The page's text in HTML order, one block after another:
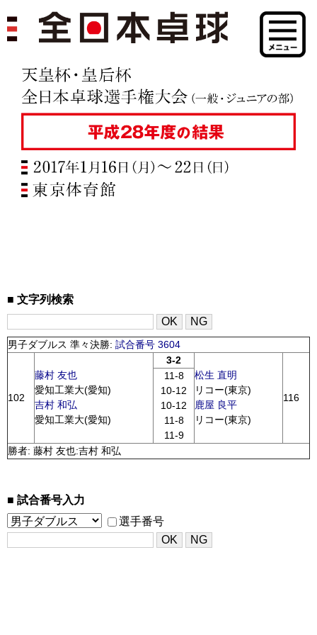
文字列検索
男子ダブルス 準々決勝: 試合番号 3604
102
藤村 友也
愛知工業大(愛知)
吉村 和弘
愛知工業大(愛知)
3-2
松生 直明
リコー(東京)
鹿屋 良平
リコー(東京)
116
11-8
10-12
10-12
11-8
11-9
勝者: 藤村 友也:吉村 和弘
試合番号入力
選手番号